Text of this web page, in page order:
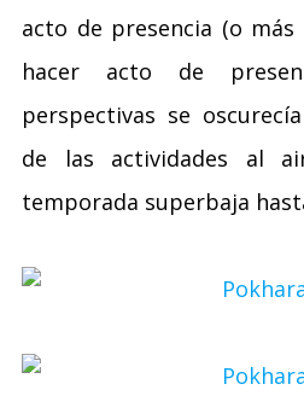
acto de presencia (o
hacer acto de
perspectivas se
de las actividades al
temporada superbaja